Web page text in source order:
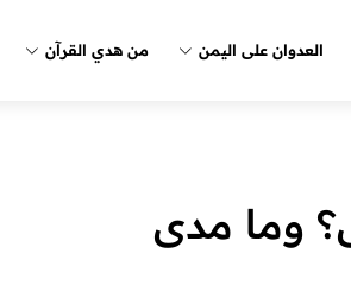
العدوان على اليمن من هدي القرآن
وما مدى